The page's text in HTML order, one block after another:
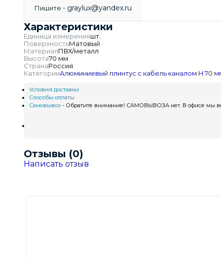
Пишите - graylux@yandex.ru
Характеристики
Единица измеренияшт.
ПоверхностьМатовый
МатериалПВХ/металл
Высота70 мм
СтранаРоссия
КатегорииАлюминиевый плинтус с кабель каналом H 70
Условия доставки
Способы оплаты
Самовывоз - Обратите внимание! САМОВЫВОЗА нет. В офисе мы
Отзывы (0)
Написать отзыв